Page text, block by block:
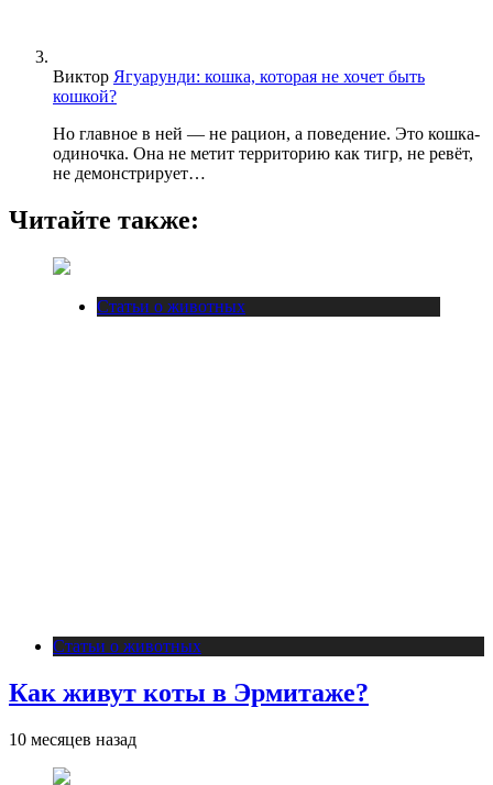
Виктор Ягуарунди: кошка, которая не хочет быть
кошкой?
Но главное в ней — не рацион, а поведение. Это кошка-
одиночка. Она не метит территорию как тигр, не ревёт,
не демонстрирует…
Читайте также:
Статьи о животных
Статьи о животных
Как живут коты в Эрмитаже?
10 месяцев назад